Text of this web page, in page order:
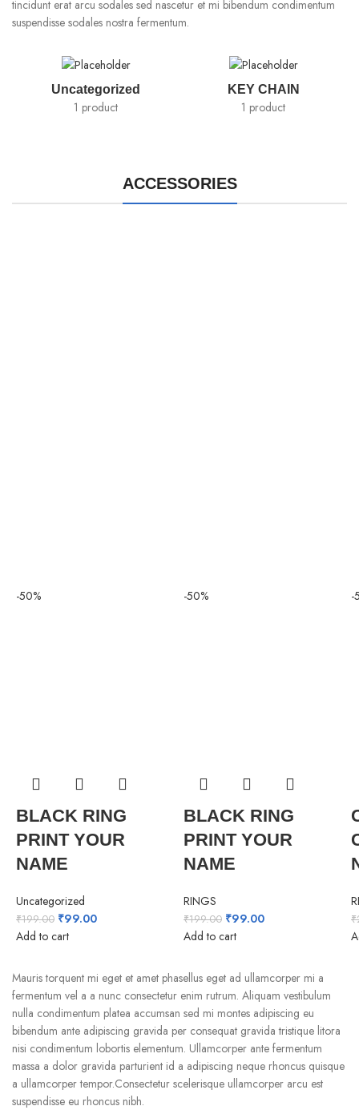
tincidunt erat arcu sodales sed nascetur et mi bibendum condimentum
suspendisse sodales nostra fermentum.
Uncategorized
1 product
KEY CHAIN
1 product
ACCESSORIES
-50%
BLACK RING
PRINT YOUR
NAME
Uncategorized
₹199.00 Original
price
₹199.00.
₹99.00Current
₹99.00.
Add to cart
-50%
BLACK RING
PRINT YOUR
NAME
RINGS
₹199.00 Original
price
₹199.00.
₹99.00Current
Add to cart
-
₹
Mauris torquent mi eget et amet phasellus eget ad ullamcorper mi a
fermentum vel a a nunc consectetur enim rutrum. Aliquam vestibulum
nulla condimentum platea accumsan sed mi montes adipiscing eu
bibendum ante adipiscing gravida per consequat gravida tristique litora
nisi condimentum lobortis elementum. Ullamcorper ante fermentum
massa a dolor gravida parturient id a adipiscing neque rhoncus quisque
a ullamcorper tempor.Consectetur scelerisque ullamcorper arcu est
suspendisse eu rhoncus nibh.